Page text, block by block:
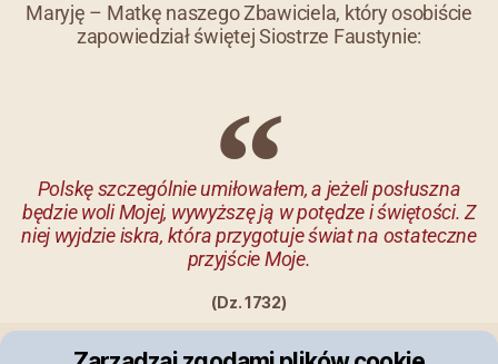
Maryję – Matkę naszego Zbawiciela, który osobiście
zapowiedział świętej Siostrze Faustynie:
Polskę szczególnie umiłowałem, a jeżeli posłuszna
będzie woli Mojej, wywyższę ją w potędze i świętości. Z
niej wyjdzie iskra, która przygotuje świat na ostateczne
przyjście Moje.
(Dz. 1732)